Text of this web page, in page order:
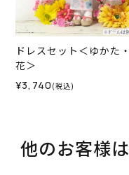
ドレスセット＜ゆかた
花＞
¥3,740 (税込)
他のお客様